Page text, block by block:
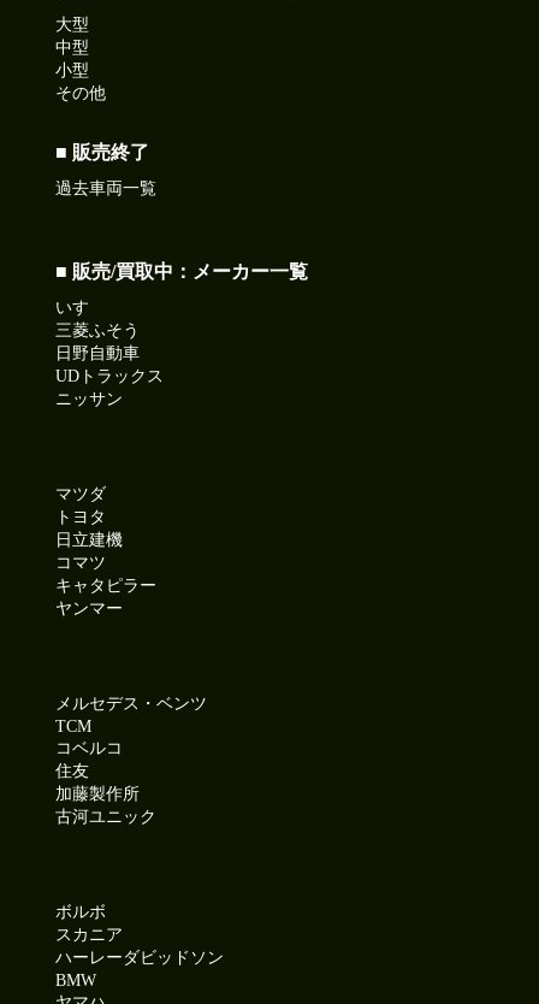
大型
中型
小型
その他
■ 販売終了
過去車両一覧
■ 販売/買取中：メーカー一覧
いすゞ
三菱ふそう
日野自動車
UDトラックス
ニッサン
マツダ
トヨタ
日立建機
コマツ
キャタピラー
ヤンマー
メルセデス・ベンツ
TCM
コベルコ
住友
加藤製作所
古河ユニック
ボルボ
スカニア
ハーレーダビッドソン
BMW